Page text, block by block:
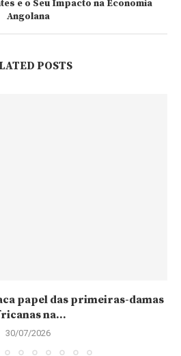
e o Seu Impacto na Economia
Angolana
POSTS
papel das primeiras-damas
na...
30/07/2026